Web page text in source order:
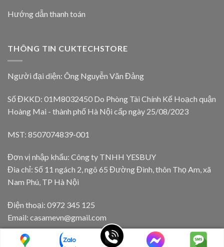
Hướng dẫn thanh toán
THÔNG TIN CUKTECHSTORE
Người đại diện: Ông Nguyễn Văn Đảng
Số ĐKKD: 01M8032450 Do Phòng Tài Chính Kế Hoạch quận
Hoàng Mai - thành phố Hà Nội cấp ngày 25/08/2023
MST: 8507074839-001
Đơn vị nhập khẩu: Công ty TNHH YESBUY
Đia chỉ: Số 11 ngách 2, ngõ 65 Đường Đình, thôn Thọ Am, xã
Nam Phú, TP Hà Nội
Điện thoại: 0972 345 125
Email: casamevn@gmail.com